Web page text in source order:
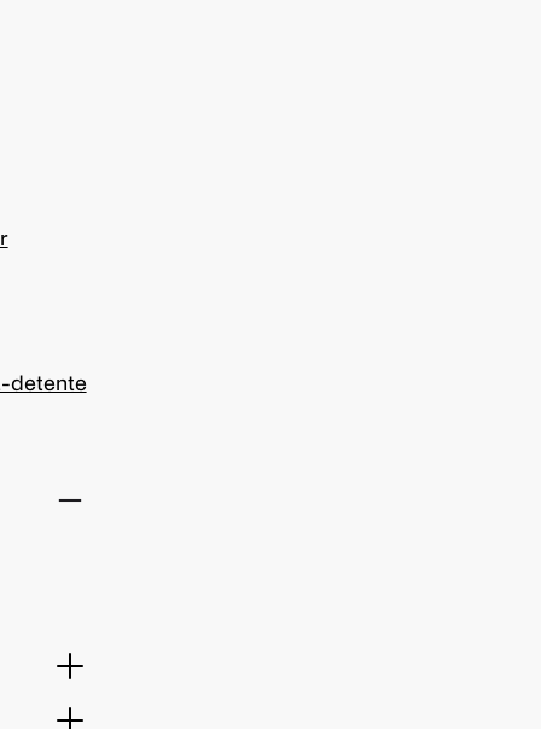
detente
assisté